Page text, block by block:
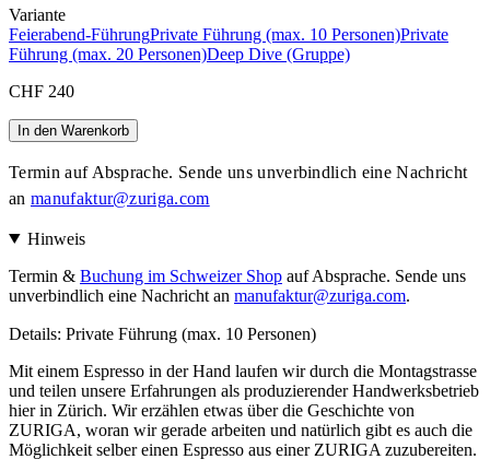
Variante
Feierabend-FührungPrivate Führung (max. 10 Personen)Private
Führung (max. 20 Personen)Deep Dive (Gruppe)
CHF 240
In den Warenkorb
Termin auf Absprache. Sende uns unverbindlich eine Nachricht
an manufaktur@zuriga.com
Hinweis
Termin & Buchung im Schweizer Shop auf Absprache. Sende uns
unverbindlich eine Nachricht an manufaktur@zuriga.com.
Details: Private Führung (max. 10 Personen)
Mit einem Espresso in der Hand laufen wir durch die Montagstrasse
und teilen unsere Erfahrungen als produzierender Handwerksbetrieb
hier in Zürich. Wir erzählen etwas über die Geschichte von
ZURIGA, woran wir gerade arbeiten und natürlich gibt es auch die
Möglichkeit selber einen Espresso aus einer ZURIGA zuzubereiten.